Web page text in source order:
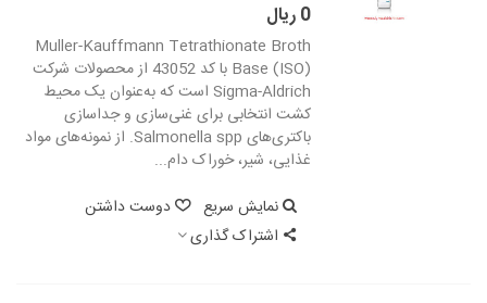
0 ریال
Muller-Kauffmann Tetrathionate Broth
Base (ISO) با کد 43052 از محصولات شرکت
Sigma-Aldrich است که به‌عنوان یک محیط
کشت انتخابی برای غنی‌سازی و جداسازی
باکتری‌های Salmonella spp. از نمونه‌های مواد
غذایی، شیر، خوراک دام...
نمایش سریع
دوست داشتن
اشتراک گذاری